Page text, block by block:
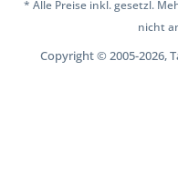
* Alle Preise inkl. gesetzl.
nicht
Copyright © 2005-2026,